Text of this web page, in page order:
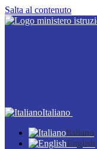
Salta al contenuto
Italiano
Italiano
English